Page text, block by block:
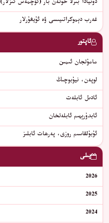
دۇنيادا بىرلا خوتەن بار (ئۆچمەس ئىزلار)
غەرب دېموكراتىيىسى ۋە ئۇيغۇرلار
ئاپتور
مامۇتجان ئىمىن
لوپەن، نيۇبوچىڭ
ﺋﺎﺩﯨﻞ ﺋﺎﺑﻠﻪﺕ
ئابدۇرېھىم ئابلەتخان
ئۇبۇلقاسىم روزى، پەرھات ئابلىز
يىلى
2026
2025
2024